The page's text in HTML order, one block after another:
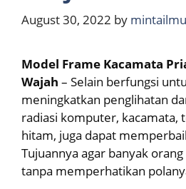
August 30, 2022 by mintailmu
Model Frame Kacamata
Wajah – Selain berfungsi
meningkatkan penglihatan
radiasi komputer, kacamata,
hitam, juga dapat
Tujuannya agar banyak
tanpa memperhatikan